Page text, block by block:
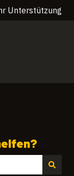
anzeigen
Unterstützung